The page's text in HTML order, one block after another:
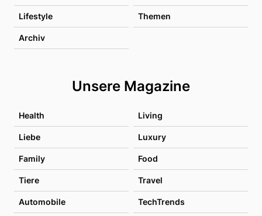
Lifestyle Themen
Archiv
Unsere Magazine
Health Living
Liebe Luxury
Family Food
Tiere Travel
Automobile TechTrends